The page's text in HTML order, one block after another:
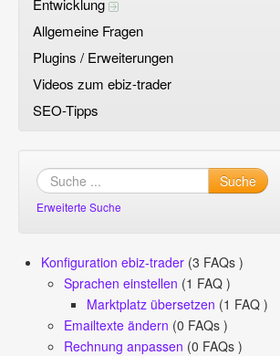
Entwicklung
Allgemeine Fragen
Plugins / Erweiterungen
Videos zum ebiz-trader
SEO-Tipps
Suche
Erweiterte Suche
Konfiguration ebiz-trader (3 FAQs )
Sprachen einstellen (1 FAQ )
Marktplatz übersetzen (1 FAQ )
Emailtexte ändern (0 FAQs )
Rechnung anpassen (0 FAQs )